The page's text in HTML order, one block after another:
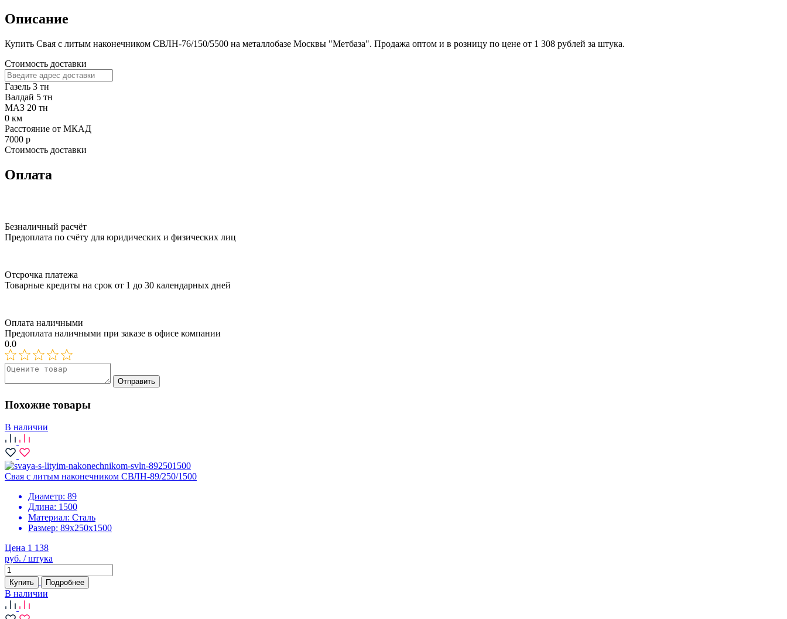
Описание
Купить Свая с литым наконечником СВЛН-76/150/5500 на металлобазе Москвы "Метбаза". Продажа оптом и в розницу по цене от 1 308 рублей за штука.
Стоимость доставки
Газель 3 тн
Валдай 5 тн
МАЗ 20 тн
0 км
Расстояние от МКАД
7000 р
Стоимость доставки
Оплата
Безналичный расчёт
Предоплата по счёту для юридических и физических лиц
Отсрочка платежа
Товарные кредиты на срок от 1 до 30 календарных дней
Оплата наличными
Предоплата наличными при заказе в офисе компании
0.0
Отправить
Похожие товары
В наличии
Свая с литым наконечником СВЛН-89/250/1500
Диаметр: 89
Длина: 1500
Материал: Сталь
Размер: 89х250х1500
Цена 1 138
руб. / штука
Купить Подробнее
В наличии